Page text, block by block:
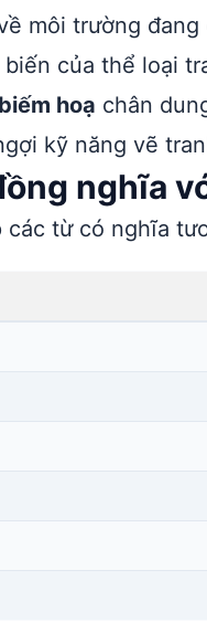
môi trường đang
của thể loại
biếm hoạ chân
kỹ năng vẽ
nghĩa
các từ có nghĩa